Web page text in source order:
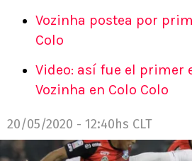
Vozinha postea por
Colo
Video: así fue el primer
Vozinha en Colo Colo
20/05/2020 - 12:40hs CLT